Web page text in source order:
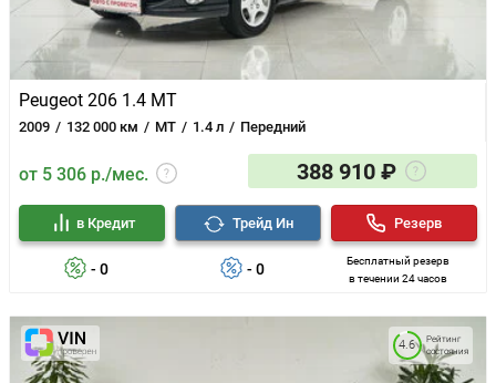
Peugeot 206 1.4 MT
2009 132 000 км MT 1.4 л Передний
от 5 306 р./мес. 388 910 ₽
- 0
в Кредит
- 0
Трейд Ин
Бесплатный резерв
в течении 24 часов
Резерв
Рейтинг
состояния
4.6